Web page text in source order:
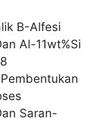
B-Alfesi
Al-11wt%Si
Saran-